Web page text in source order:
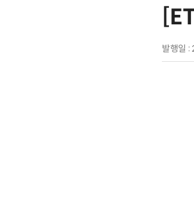
발행일